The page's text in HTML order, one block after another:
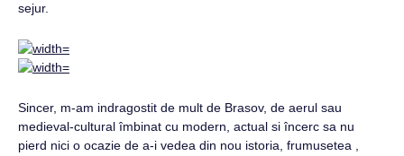
sejur.
Sincer, m-am indragostit de mult de Brasov, de aerul sau
medieval-cultural îmbinat cu modern, actual si încerc sa nu
pierd nici o ocazie de a-i vedea din nou istoria, frumusetea ,